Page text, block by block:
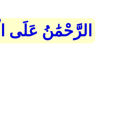
الرَّحْمَٰنُ عَلَى